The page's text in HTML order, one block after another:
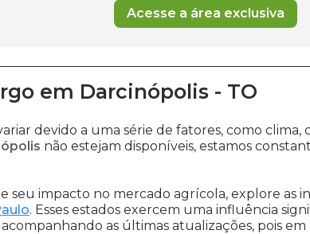
Acesse a área exclusiva
em Darcinópolis - TO
devido a uma série de fatores, como
não estejam disponíveis, estamos
seu impacto no mercado agrícola, explore as
. Esses estados exercem uma influência
as últimas atualizações, pois